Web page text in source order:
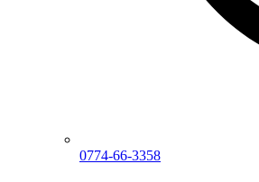
0774-66-3358